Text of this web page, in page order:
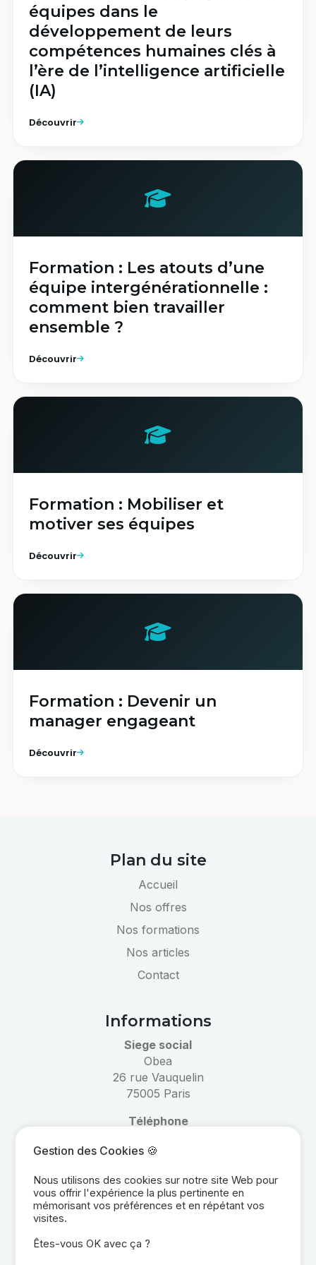
équipes dans le
développement de leurs
compétences humaines clés à
l’ère de l’intelligence artificielle
(IA)
Découvrir
Formation : Les atouts d’une
équipe intergénérationnelle :
comment bien travailler
ensemble ?
Découvrir
Formation : Mobiliser et
motiver ses équipes
Découvrir
Formation : Devenir un
manager engageant
Découvrir
Plan du site
Accueil
Nos offres
Nos formations
Nos articles
Contact
Informations
Siege social
Obea
26 rue Vauquelin
75005 Paris
Téléphone
informations@obea.fr
Gestion des Cookies 🍪
Nous utilisons des cookies sur notre site Web pour
vous offrir l'expérience la plus pertinente en
mémorisant vos préférences et en répétant vos
visites.
Êtes-vous OK avec ça ?